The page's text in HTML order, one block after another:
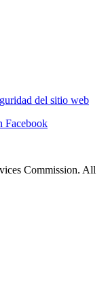
del sitio web
Facebook
Commission. All